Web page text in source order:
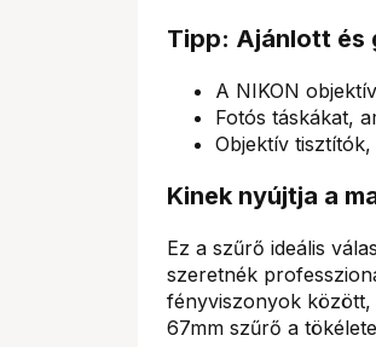
Tipp: Ajánlott és
A NIKON
Fotós táskákat,
Objektív
Kinek nyújtja a
Ez a szűrő ideális
szeretnék
fényviszonyok között,
67mm szűrő a